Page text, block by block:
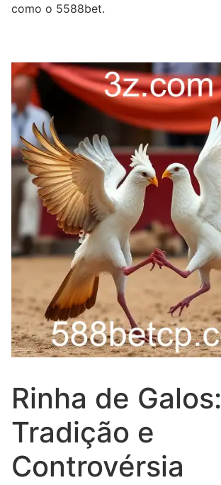
como o 5588bet.
Rinha de Galos:
Tradição e
Controvérsia